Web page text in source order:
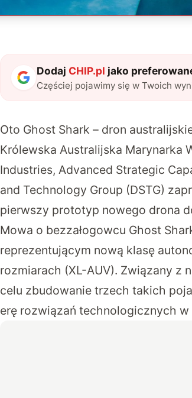
Dodaj CHIP.pl jako
Częściej pojawimy się w Twoich
Oto Ghost Shark – dron
Królewska Australijska Marynarka
Industries, Advanced Strategic
and Technology Group (DSTG)
pierwszy prototyp nowego drona
Mowa o bezzałogowcu Ghost
reprezentującym nową klasę
rozmiarach (XL-AUV). Związany z
celu zbudowanie trzech takich
erę rozwiązań technologicznych w